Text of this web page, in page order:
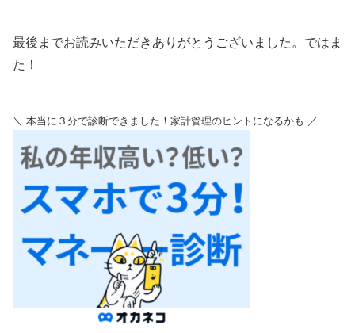
最後までお読みいただきありがとうございました。ではま
た！
＼ 本当に３分で診断できました！家計管理のヒントになるかも ／